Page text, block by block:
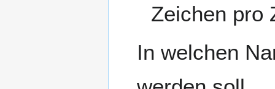
Zeichen pro
In welchen